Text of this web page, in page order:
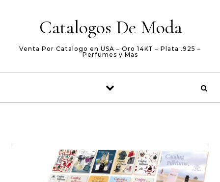
Catalogos De Moda
Venta Por Catalogo en USA – Oro 14KT – Plata .925 –
Perfumes y Mas